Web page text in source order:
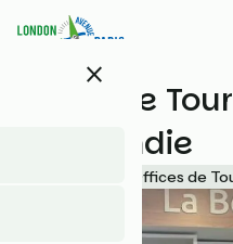
au
close
Office de
Normandie
Offices de